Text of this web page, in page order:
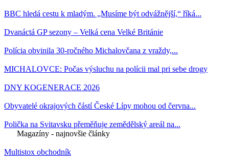
BBC hledá cestu k mladým. „Musíme být odvážnější,“ říká...
Dvanáctá GP sezony – Velká cena Velké Británie
Polícia obvinila 30-ročného Michalovčana z vraždy,...
MICHALOVCE: Počas výsluchu na polícii mal pri sebe drogy
DNY KOGENERACE 2026
Obyvatelé okrajových částí České Lípy mohou od června...
Polička na Svitavsku přeměňuje zemědělský areál na...
Magazíny - najnovšie články
Multistox obchodník